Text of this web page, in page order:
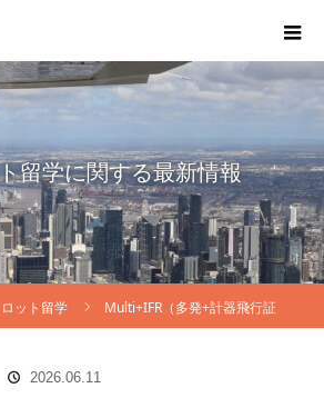
留学に関する最新情報
ット留学 Multi+IFR（多発+計器飛行証
2026.06.11